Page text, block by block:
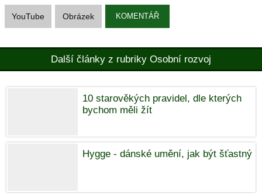
YouTube Obrázek KOMENTÁŘ
Další články z rubriky Osobní rozvoj
10 starověkých pravidel, dle kterých
bychom měli žít
Hygge - dánské umění, jak být šťastný